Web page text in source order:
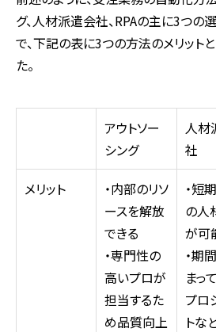
グ、人材派遣会社、RPAの主に3つの
で、下記の表に3つの方法のメリット
た。
アウトソー
シング
人材
社
メリット
・内部のリソ
ースを解放
できる
・専門性の
高いプロが
担当するた
め品質向上
・短
の人
が可
・期
まっ
プロ
トな